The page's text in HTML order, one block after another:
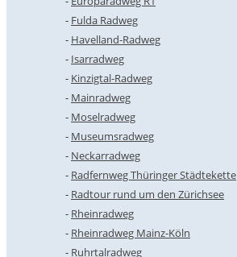
Fulda Radweg
Havelland-Radweg
Isarradweg
Kinzigtal-Radweg
Mainradweg
Moselradweg
Museumsradweg
Neckarradweg
Radfernweg Thüringer Städtekette
Radtour rund um den Zürichsee
Rheinradweg
Rheinradweg Mainz-Köln
Ruhrtalradweg